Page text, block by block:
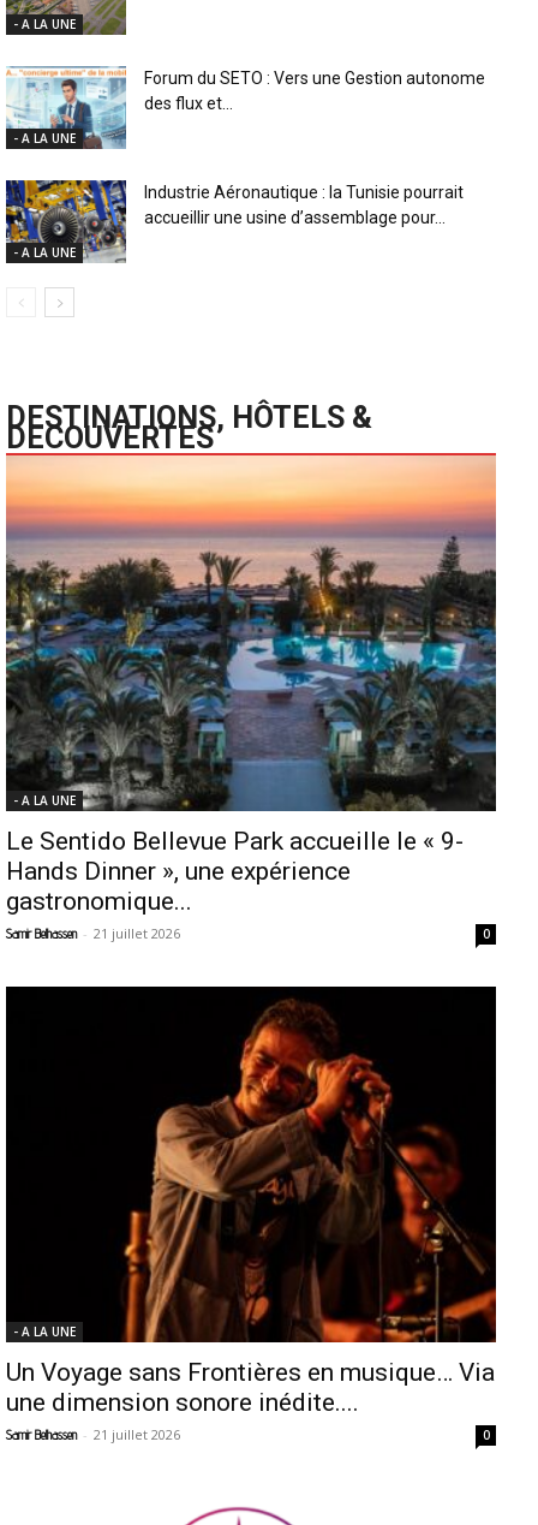
- A LA UNE
- A LA UNE
Forum du SETO : Vers une Gestion autonome
des flux et...
- A LA UNE
Industrie Aéronautique : la Tunisie pourrait
accueillir une usine d’assemblage pour...
DESTINATIONS, HÔTELS &
DECOUVERTES
- A LA UNE
Le Sentido Bellevue Park accueille le « 9-
Hands Dinner », une expérience
gastronomique...
Samir Belhassen - 21 juillet 2026 0
- A LA UNE
Un Voyage sans Frontières en musique… Via
une dimension sonore inédite....
Samir Belhassen - 21 juillet 2026 0